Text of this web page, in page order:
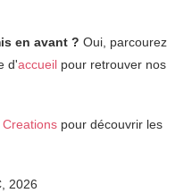
en avant ? Oui, parcourez
d'accueil pour retrouver nos
pour découvrir les
2026